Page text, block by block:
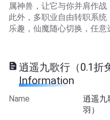
属神兽，让它与你并肩作战
此外，多职业自由转职系
乐趣，仙魔随心切换，任意
逍遥九歌行（0.1折
Information
Name
逍遥九
羽）